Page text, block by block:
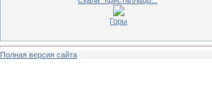
Горы
Полная версия сайта